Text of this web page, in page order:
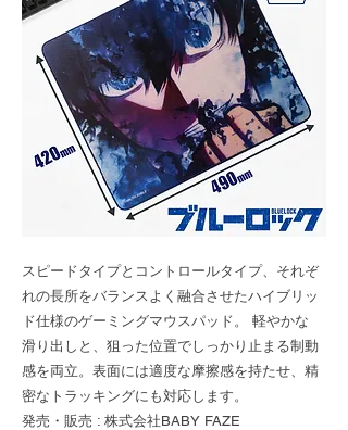
スピードタイプとコントロールタイプ、それぞ
れの長所をバランスよく融合させたハイブリッ
ド仕様のゲーミングマウスパッド。 軽やかな
滑り出しと、狙った位置でしっかり止まる制動
感を両立。表面には適度な摩擦感を持たせ、精
密なトラッキングにも対応します。
発売・販売 : 株式会社BABY FAZE